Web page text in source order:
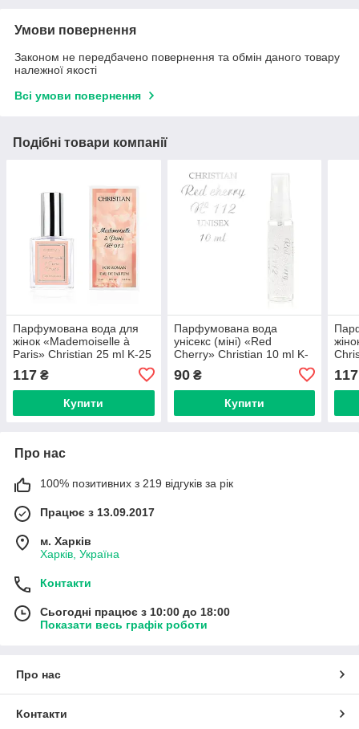
Умови повернення
Законом не передбачено повернення та обмін даного товару
належної якості
Всі умови повернення
Подібні товари компанії
Парфумована вода для
жінок «Mademoiselle à
Paris» Christian 25 ml K-25
117 ₴
Купити
Парфумована вода
унісекс (міні) «Red
Cherry» Christian 10 ml K-
90₴
Купити
117
Про нас
100% позитивних з 219 відгуків за рік
Працює з 13.09.2017
м. Харків
Харків, Україна
Контакти
Сьогодні працює з 10:00 до 18:00
Показати весь графік роботи
Про нас
Контакти